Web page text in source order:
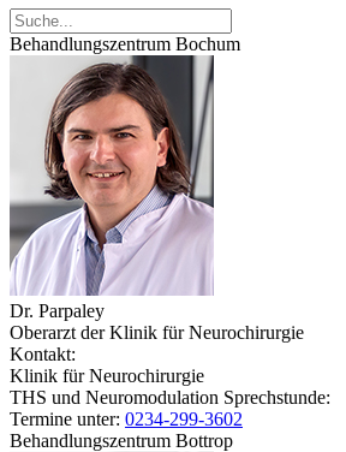
Behandlungszentrum Bochum
Dr. Parpaley
Oberarzt der Klinik für Neurochirurgie
Kontakt:
Klinik für Neurochirurgie
THS und Neuromodulation Sprechstunde:
Termine unter: 0234-299-3602
Behandlungszentrum Bottrop